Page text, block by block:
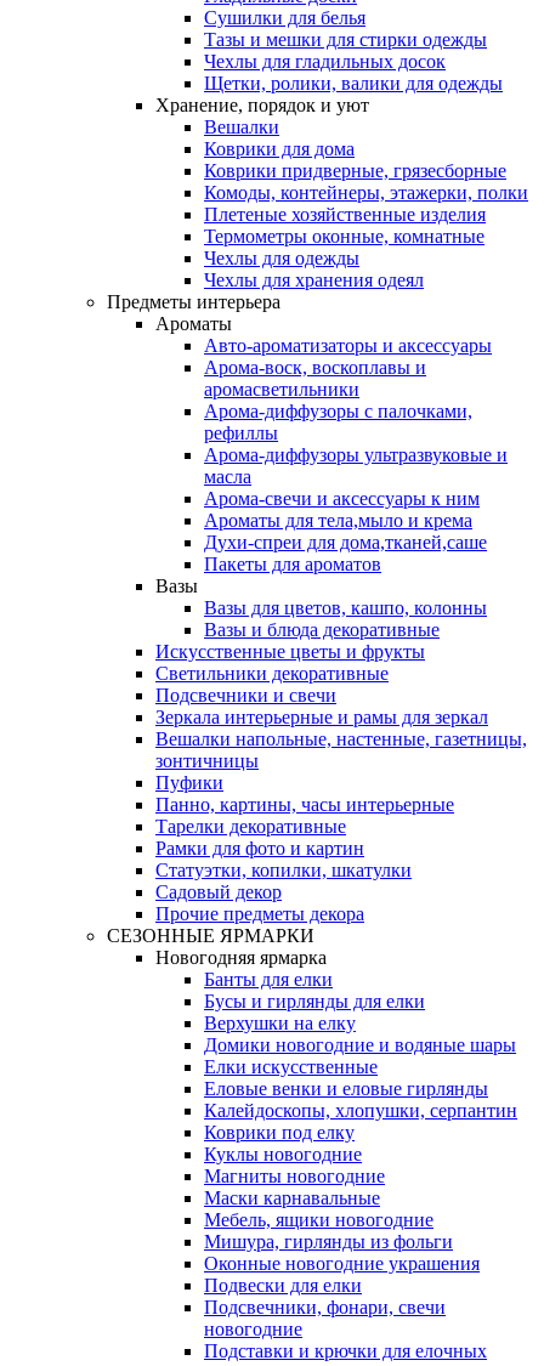
Сушилки для белья
Тазы и мешки для стирки одежды
Чехлы для гладильных досок
Щетки, ролики, валики для одежды
Хранение, порядок и уют
Вешалки
Коврики для дома
Коврики придверные, грязесборные
Комоды, контейнеры, этажерки, полки
Плетеные хозяйственные изделия
Термометры оконные, комнатные
Чехлы для одежды
Чехлы для хранения одеял
Предметы интерьера
Ароматы
Авто-ароматизаторы и аксессуары
Арома-воск, воскоплавы и
аромасветильники
Арома-диффузоры с палочками,
рефиллы
Арома-диффузоры ультразвуковые и
масла
Арома-свечи и аксессуары к ним
Ароматы для тела,мыло и крема
Духи-спреи для дома,тканей,саше
Пакеты для ароматов
Вазы
Вазы для цветов, кашпо, колонны
Вазы и блюда декоративные
Искусственные цветы и фрукты
Светильники декоративные
Подсвечники и свечи
Зеркала интерьерные и рамы для зеркал
Вешалки напольные, настенные, газетницы,
зонтичницы
Пуфики
Панно, картины, часы интерьерные
Тарелки декоративные
Рамки для фото и картин
Статуэтки, копилки, шкатулки
Садовый декор
Прочие предметы декора
СЕЗОННЫЕ ЯРМАРКИ
Новогодняя ярмарка
Банты для елки
Бусы и гирлянды для елки
Верхушки на елку
Домики новогодние и водяные шары
Елки искусственные
Еловые венки и еловые гирлянды
Калейдоскопы, хлопушки, серпантин
Коврики под елку
Куклы новогодние
Магниты новогодние
Маски карнавальные
Мебель, ящики новогодние
Мишура, гирлянды из фольги
Оконные новогодние украшения
Подвески для елки
Подсвечники, фонари, свечи
новогодние
Подставки и крючки для елочных